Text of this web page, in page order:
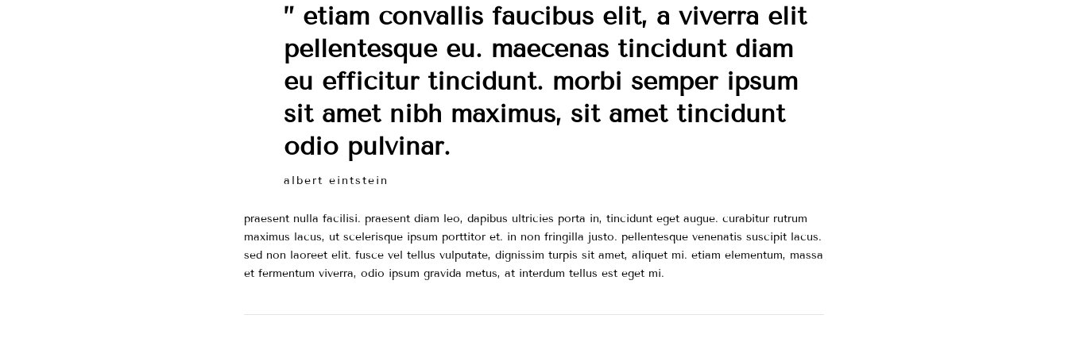
” etiam convallis faucibus elit, a viverra elit
pellentesque eu. maecenas tincidunt diam
eu efficitur tincidunt. morbi semper ipsum
sit amet nibh maximus, sit amet tincidunt
odio pulvinar.
albert eintstein
praesent nulla facilisi. praesent diam leo, dapibus ultricies porta in, tincidunt eget augue. curabitur rutrum
maximus lacus, ut scelerisque ipsum porttitor et. in non fringilla justo. pellentesque venenatis suscipit lacus.
sed non laoreet elit. fusce vel tellus vulputate, dignissim turpis sit amet, aliquet mi. etiam elementum, massa
et fermentum viverra, odio ipsum gravida metus, at interdum tellus est eget mi.